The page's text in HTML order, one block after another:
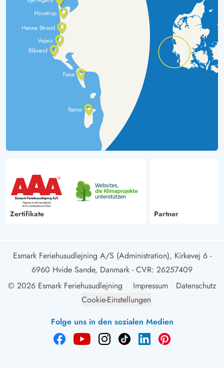
Zertifikate Partner
Esmark Feriehusudlejning A/S (Administration), Kirkevej 6 -
6960 Hvide Sande, Danmark - CVR: 26257409
© 2026 Esmark Feriehusudlejning
Impressum
Datenschutz
Cookie-Einstellungen
Folge uns in den sozialen Medien